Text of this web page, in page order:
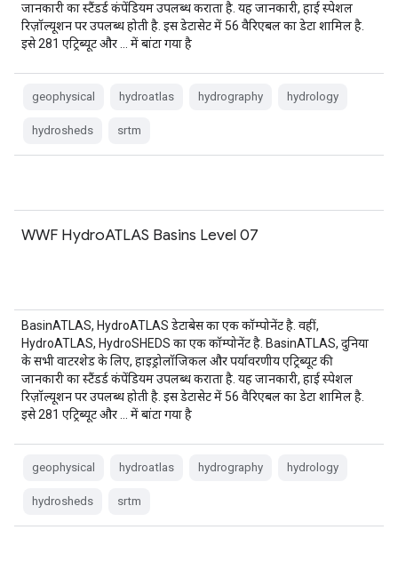
जानकारी का स्टैंडर्ड कंपेंडियम उपलब्ध कराता है. यह जानकारी, हाई स्पेशल
रिज़ॉल्यूशन पर उपलब्ध होती है. इस डेटासेट में 56 वैरिएबल का डेटा शामिल है.
इसे 281 एट्रिब्यूट और … में बांटा गया है
geophysical hydroatlas hydrography hydrology
hydrosheds srtm
WWF HydroATLAS Basins Level 07
BasinATLAS, HydroATLAS डेटाबेस का एक कॉम्पोनेंट है. वहीं,
HydroATLAS, HydroSHEDS का एक कॉम्पोनेंट है. BasinATLAS, दुनिया
के सभी वाटरशेड के लिए, हाइड्रोलॉजिकल और पर्यावरणीय एट्रिब्यूट की
जानकारी का स्टैंडर्ड कंपेंडियम उपलब्ध कराता है. यह जानकारी, हाई स्पेशल
रिज़ॉल्यूशन पर उपलब्ध होती है. इस डेटासेट में 56 वैरिएबल का डेटा शामिल है.
इसे 281 एट्रिब्यूट और … में बांटा गया है
geophysical hydroatlas hydrography hydrology
hydrosheds srtm